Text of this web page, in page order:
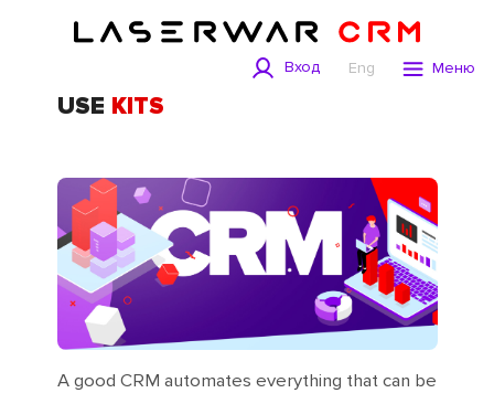
Вход Eng Меню
USE KITS
A good CRM automates everything that can be